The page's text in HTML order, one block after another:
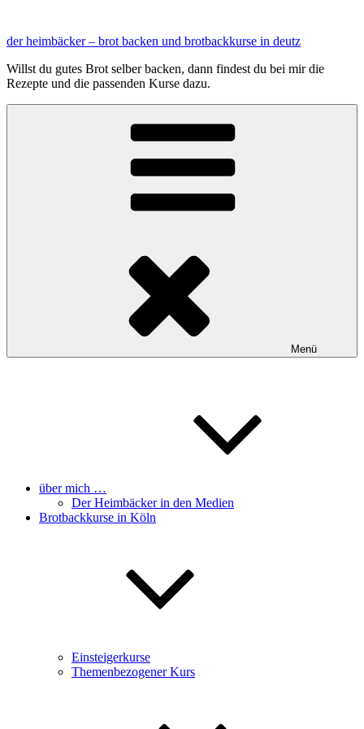
springen
der heimbäcker – brot backen und brotbackkurse in deutz
Willst du gutes Brot selber backen, dann findest du bei mir die
Rezepte und die passenden Kurse dazu.
Menü
über mich …
Der Heimbäcker in den Medien
Brotbackkurse in Köln
Einsteigerkurse
Themenbezogener Kurs